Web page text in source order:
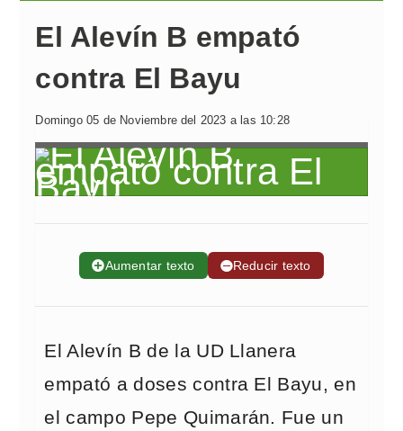
El Alevín B empató
contra El Bayu
Domingo 05 de Noviembre del 2023 a las 10:28
➕Aumentar texto ➖Reducir texto
El Alevín B de la UD Llanera
empató a doses contra El Bayu, en
el campo Pepe Quimarán. Fue un